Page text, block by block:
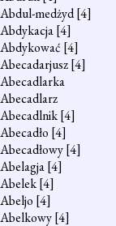
Abdul-medżyd[4]
Abdykacja[4]
Abdykować [4]
Abecadarjusz[4]
Abecadlarka
Abecadlarz
Abecadlnik[4]
Abecadło [4]
Abecadłowy[4]
Abelagja[4]
Abelek[4]
Abeljo [4]
Abelkowy[4]